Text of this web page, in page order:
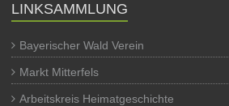
LINKSAMMLUNG
Bayerischer Wald Verein
Markt Mitterfels
Arbeitskreis Heimatgeschichte